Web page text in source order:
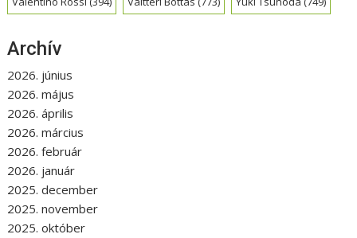
Archív
2026. június
2026. május
2026. április
2026. március
2026. február
2026. január
2025. december
2025. november
2025. október